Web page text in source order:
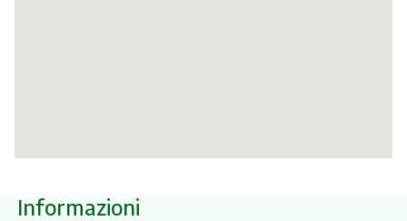
Informazioni